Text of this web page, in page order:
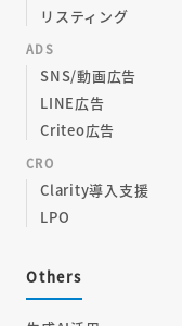
リスティング
ADS
SNS/動画広告
LINE広告
Criteo広告
CRO
Clarity導入支援
LPO
Others